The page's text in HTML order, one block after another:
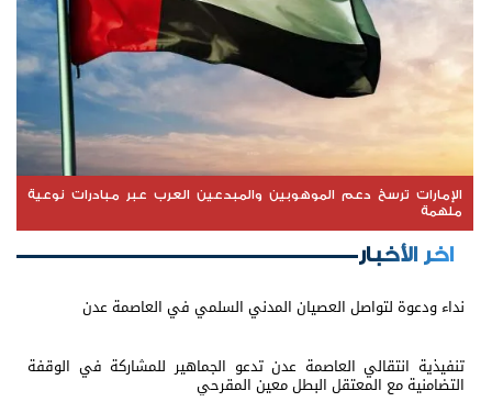
الإمارات ترسخ دعم الموهوبين والمبدعين العرب عبر مبادرات نوعية
ملهمة
اخر الأخبار
نداء ودعوة لتواصل العصيان المدني السلمي في العاصمة عدن
تنفيذية انتقالي العاصمة عدن تدعو الجماهير للمشاركة في الوقفة
التضامنية مع المعتقل البطل معين المقرحي